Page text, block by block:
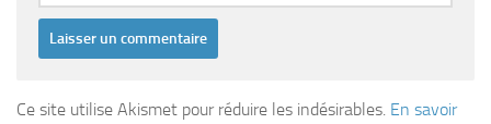
Ce site utilise Akismet pour réduire les indésirables. En savoir